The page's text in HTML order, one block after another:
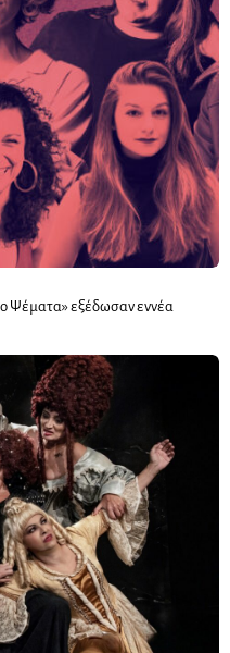
Ψέματα» εξέδωσαν εννέα